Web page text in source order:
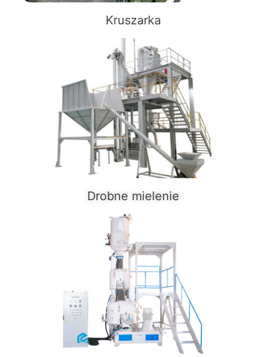
Kruszarka
Drobne mielenie